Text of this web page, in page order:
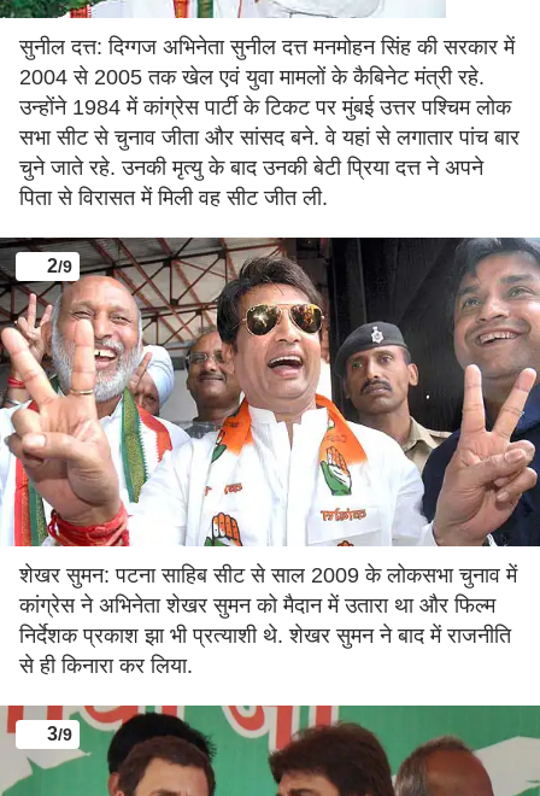
सुनील दत्त: दिग्गज अभिनेता सुनील दत्त मनमोहन सिंह की सरकार में
2004 से 2005 तक खेल एवं युवा मामलों के कैबिनेट मंत्री रहे.
उन्होंने 1984 में कांग्रेस पार्टी के टिकट पर मुंबई उत्तर पश्चिम लोक
सभा सीट से चुनाव जीता और सांसद बने. वे यहां से लगातार पांच बार
चुने जाते रहे. उनकी मृत्यु के बाद उनकी बेटी प्रिया दत्त ने अपने
पिता से विरासत में मिली वह सीट जीत ली.
2/9
शेखर सुमन: पटना साहिब सीट से साल 2009 के लोकसभा चुनाव में
कांग्रेस ने अभिनेता शेखर सुमन को मैदान में उतारा था और फिल्म
निर्देशक प्रकाश झा भी प्रत्याशी थे. शेखर सुमन ने बाद में राजनीति
से ही किनारा कर लिया.
3/9